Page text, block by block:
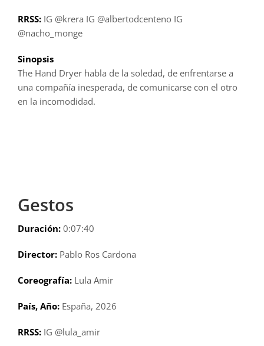
RRSS:IG @krera IG @albertodcenteno IG
@nacho_monge
Sinopsis
The Hand Dryer habla de la soledad, de enfrentarse a
una compañía inesperada, de comunicarse con el otro
en la incomodidad.
Gestos
Duración: 0:07:40
Director:Pablo Ros Cardona
Coreografía:Lula Amir
País, Año:España, 2026
RRSS:IG @lula_amir